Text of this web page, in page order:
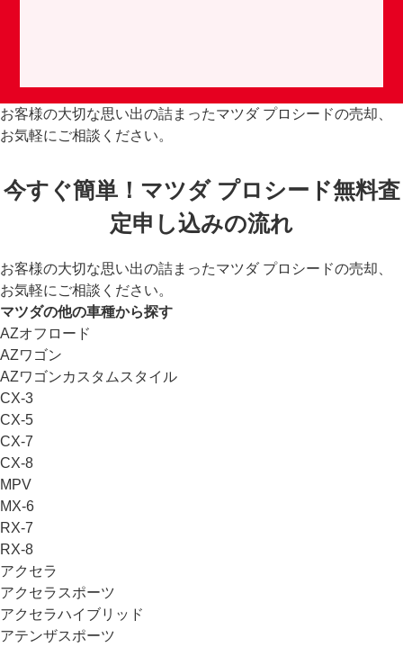
お客様の大切な思い出の詰まったマツダ プロシードの売却、
お気軽にご相談ください。
今すぐ簡単！マツダ プロシード無料査
定申し込みの流れ
お客様の大切な思い出の詰まったマツダ プロシードの売却、
お気軽にご相談ください。
マツダの他の車種から探す
AZオフロード
AZワゴン
AZワゴンカスタムスタイル
CX-3
CX-5
CX-7
CX-8
MPV
MX-6
RX-7
RX-8
アクセラ
アクセラスポーツ
アクセラハイブリッド
アテンザスポーツ